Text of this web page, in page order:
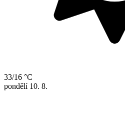
33/16 °C
pondělí 10. 8.